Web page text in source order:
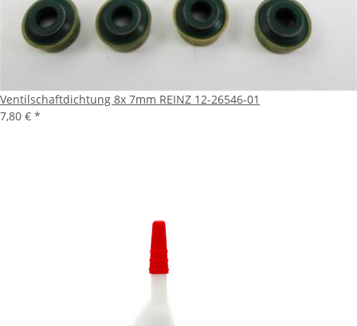
Ventilschaftdichtung 8x 7mm REINZ 12-26546-01
7,80 € *